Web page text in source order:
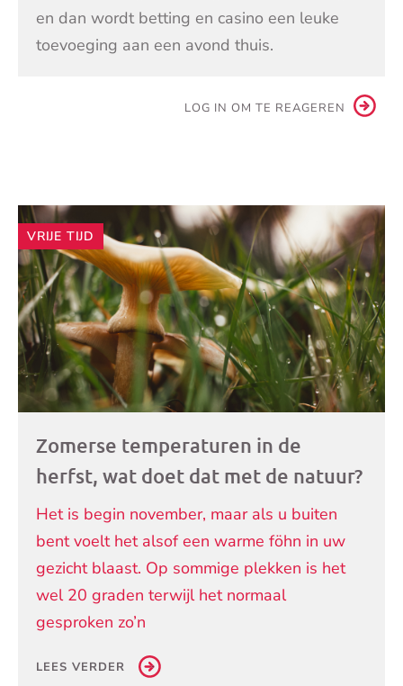
en dan wordt betting en casino een leuke
toevoeging aan een avond thuis.
LOG IN OM TE REAGEREN
Andere
artikelen
VRIJE TIJD
Zomerse temperaturen in de
herfst, wat doet dat met de natuur?
Het is begin november, maar als u buiten
bent voelt het alsof een warme föhn in uw
gezicht blaast. Op sommige plekken is het
wel 20 graden terwijl het normaal
gesproken zo’n
LEES VERDER